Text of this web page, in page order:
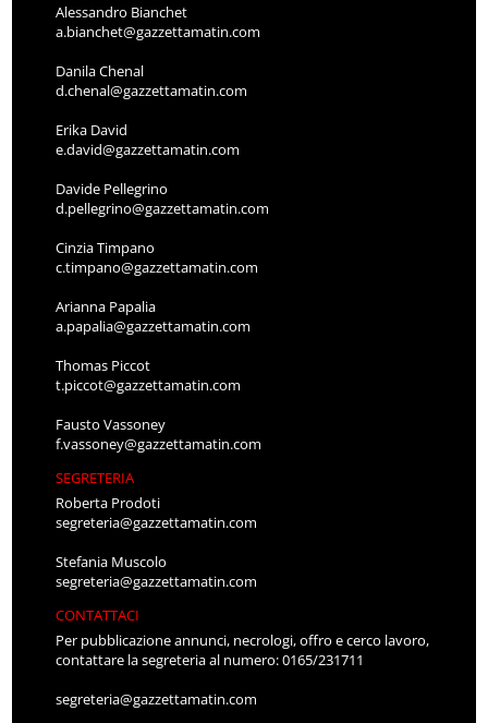
Alessandro Bianchet
a.bianchet@gazzettamatin.com
Danila Chenal
d.chenal@gazzettamatin.com
Erika David
e.david@gazzettamatin.com
Davide Pellegrino
d.pellegrino@gazzettamatin.com
Cinzia Timpano
c.timpano@gazzettamatin.com
Arianna Papalia
a.papalia@gazzettamatin.com
Thomas Piccot
t.piccot@gazzettamatin.com
Fausto Vassoney
f.vassoney@gazzettamatin.com
SEGRETERIA
Roberta Prodoti
segreteria@gazzettamatin.com
Stefania Muscolo
segreteria@gazzettamatin.com
CONTATTACI
Per pubblicazione annunci, necrologi, offro e cerco lavoro,
contattare la segreteria al numero: 0165/231711
segreteria@gazzettamatin.com